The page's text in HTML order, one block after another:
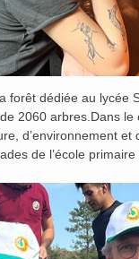
dédiée au lycée
2060 arbres.Dans
d’environnement
de l’école